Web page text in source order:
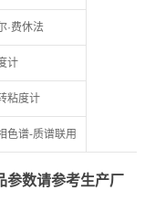
·费休法
计
粘度计
色谱-质谱联用
参数请参考生产厂